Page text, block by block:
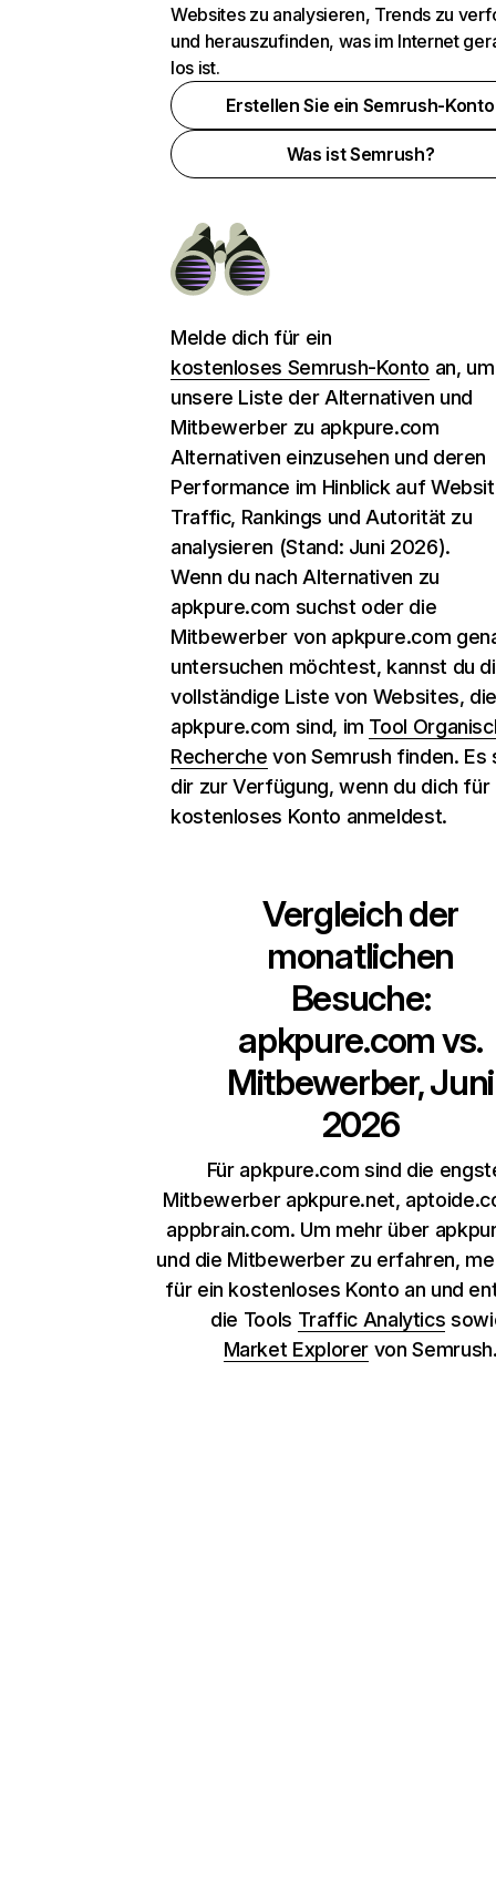
Websites zu analysieren, Trends zu
und herauszufinden, was im Internet
los ist.
Erstellen Sie ein Semrush-Konto
Was ist Semrush?
Melde dich für ein
kostenloses Semrush-Konto an, um
unsere Liste der Alternativen und
Mitbewerber zu apkpure.com
Alternativen einzusehen und deren
Performance im Hinblick auf
Traffic, Rankings und Autorität zu
analysieren (Stand: Juni 2026).
Wenn du nach Alternativen zu
apkpure.com suchst oder die
Mitbewerber von apkpure.com
untersuchen möchtest, kannst du
vollständige Liste von Websites,
apkpure.com sind, im Tool
Recherche von Semrush finden. Es
dir zur Verfügung, wenn du dich für
kostenloses Konto anmeldest.
Vergleich der
monatlichen
Besuche:
apkpure.comvs.
Mitbewerber, Juni
2026
Für apkpure.com sind die
Mitbewerber apkpure.net,
appbrain.com. Um mehr über
und die Mitbewerber zu erfahren,
für ein kostenloses Konto an und
die Tools Traffic Analytics
Market Explorer von